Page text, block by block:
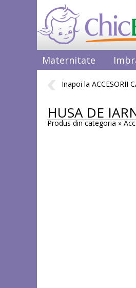
Maternitate
Inapoi la ACCESORII
HUSA DE
Produs din categoria »